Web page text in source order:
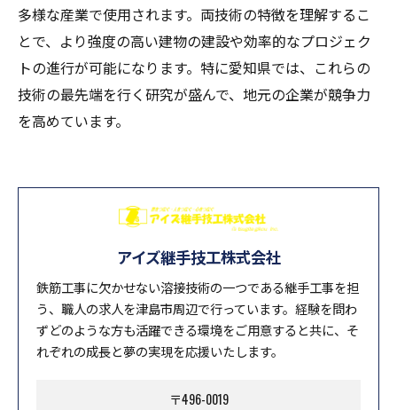
多様な産業で使用されます。両技術の特徴を理解するこ
とで、より強度の高い建物の建設や効率的なプロジェク
トの進行が可能になります。特に愛知県では、これらの
技術の最先端を行く研究が盛んで、地元の企業が競争力
を高めています。
アイズ継手技工株式会社
鉄筋工事に欠かせない溶接技術の一つである継手工事を担
う、職人の求人を津島市周辺で行っています。経験を問わ
ずどのような方も活躍できる環境をご用意すると共に、そ
れぞれの成長と夢の実現を応援いたします。
〒496-0019